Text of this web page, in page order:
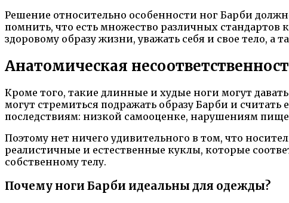
Решение относительно особенности ног Барби
помнить, что есть множество различных стандартов
здоровому образу жизни, уважать себя и свое тело,
Анатомическая
Кроме того, такие длинные и худые ноги могут
могут стремиться подражать образу Барби и
последствиям: низкой самооценке, нарушениям
Поэтому нет ничего удивительного в том, что
реалистичные и естественные куклы, которые
собственному телу.
Почему ноги Барби идеальны для одежды?